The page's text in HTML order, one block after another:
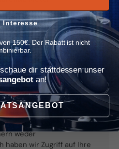
werden sicher
weder
haben wir Zugriff auf Ihre
Interesse
150€. Der Rabatt ist nicht
dir stattdessen unser
an!